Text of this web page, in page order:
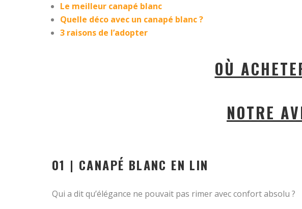
Le meilleur canapé blanc
Quelle déco avec un canapé blanc ?
3 raisons de l’adopter
OÙ
NOTRE
01 | CANAPÉ BLANC EN LIN
Qui a dit qu’élégance ne pouvait pas rimer avec confort absolu ?